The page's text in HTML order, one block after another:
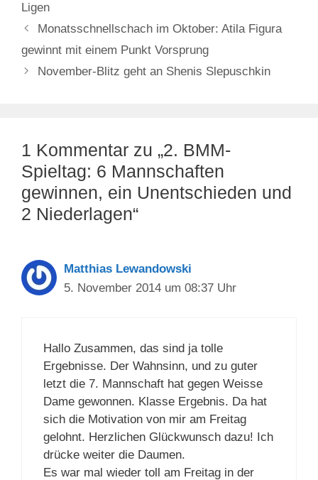
Ligen
Monatsschnellschach im Oktober: Atila Figura
gewinnt mit einem Punkt Vorsprung
November-Blitz geht an Shenis Slepuschkin
1 Kommentar zu „2. BMM-
Spieltag: 6 Mannschaften
gewinnen, ein Unentschieden und
2 Niederlagen“
Matthias Lewandowski
5. November 2014 um 08:37 Uhr
Hallo Zusammen, das sind ja tolle
Ergebnisse. Der Wahnsinn, und zu guter
letzt die 7. Mannschaft hat gegen Weisse
Dame gewonnen. Klasse Ergebnis. Da hat
sich die Motivation von mir am Freitag
gelohnt. Herzlichen Glückwunsch dazu! Ich
drücke weiter die Daumen.
Es war mal wieder toll am Freitag in der